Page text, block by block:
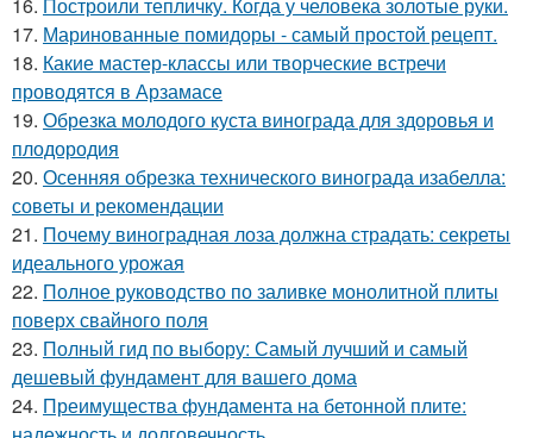
17. Маринованные помидоры - самый простой рецепт.
18. Какие мастер-классы или творческие встречи
проводятся в Арзамасе
19. Обрезка молодого куста винограда для здоровья и
плодородия
20. Осенняя обрезка технического винограда изабелла:
советы и рекомендации
21. Почему виноградная лоза должна страдать: секреты
идеального урожая
22. Полное руководство по заливке монолитной плиты
поверх свайного поля
23. Полный гид по выбору: Самый лучший и самый
дешевый фундамент для вашего дома
24. Преимущества фундамента на бетонной плите: